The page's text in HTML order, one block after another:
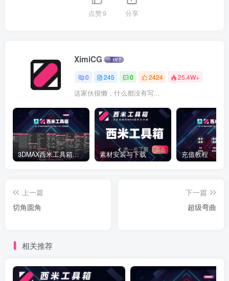
点赞9 分享
XimiCG
0 245 0 2424 25.4W+
这家伙很懒，什么都没有写...
3DMAX西米工具箱下载 素材安装与下载 充值教程
上一篇
切角圆角
下一篇
超级弯曲
相关推荐